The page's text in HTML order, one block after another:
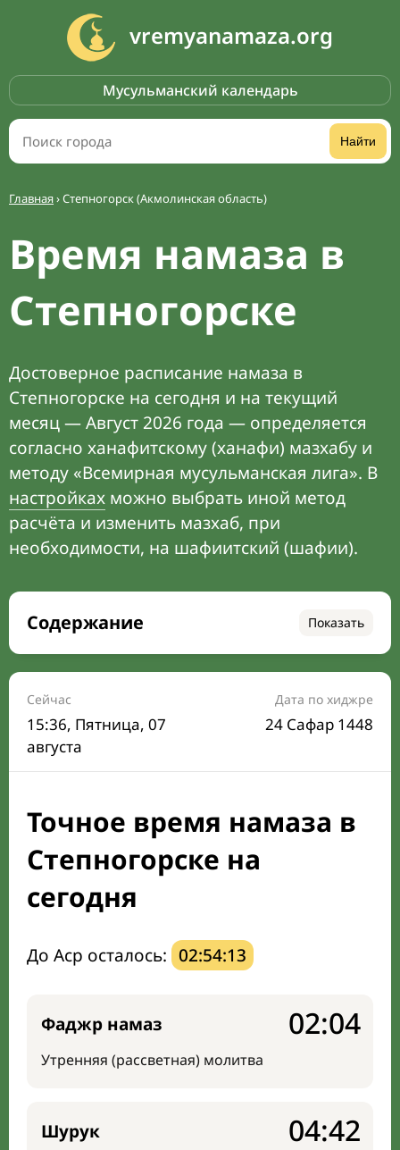
vremyanamaza.org
Мусульманский календарь
Найти
Главная›Степногорск (Акмолинская область)
Время намаза в
Степногорске
Достоверное расписание намаза в
Степногорске на сегодня и на текущий
месяц — Август 2026 года — определяется
согласно ханафитскому (ханафи) мазхабу и
методу «Всемирная мусульманская лига». В
настройках можно выбрать иной метод
расчёта и изменить мазхаб, при
необходимости, на шафиитский (шафии).
Содержание Показать
Время намаза на сегодня
Расписание на месяц
Время Сухура и Ифтара на сегодня
Календарь рамадана
Направление киблы
Сейчас
15:36, Пятница, 07
августа
Дата по хиджре
24 Сафар 1448
Точное время намаза в
Степногорске на
сегодня
До Аср осталось: 02:54:12
Фаджр намаз
Утренняя (рассветная) молитва
02:04
Шурук 04:42